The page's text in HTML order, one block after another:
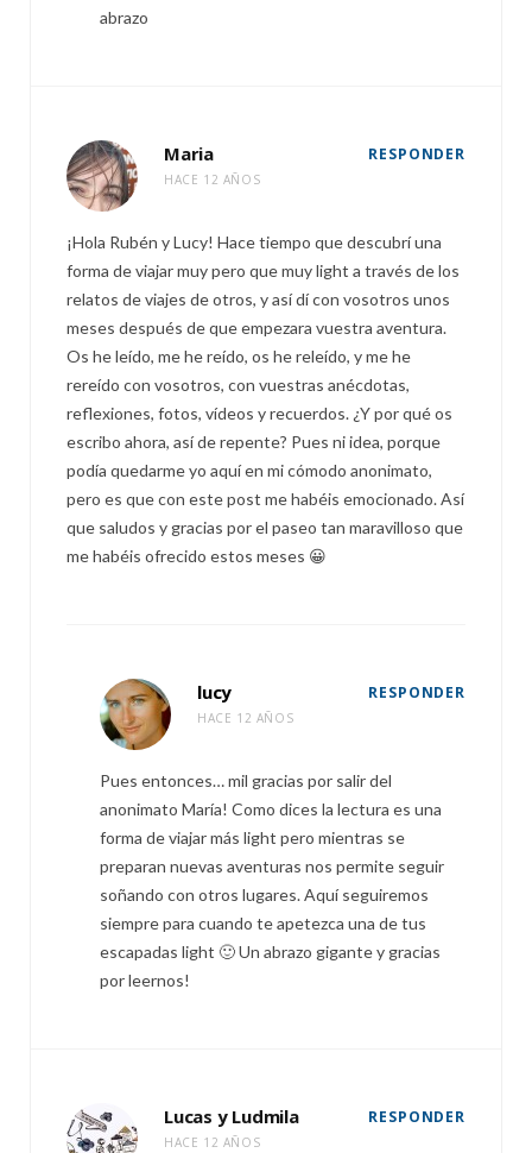
abrazo
Maria
HACE 12 AÑOS
RESPONDER
¡Hola Rubén y Lucy! Hace tiempo que descubrí una
forma de viajar muy pero que muy light a través de los
relatos de viajes de otros, y así dí con vosotros unos
meses después de que empezara vuestra aventura.
Os he leído, me he reído, os he releído, y me he
rereído con vosotros, con vuestras anécdotas,
reflexiones, fotos, vídeos y recuerdos. ¿Y por qué os
escribo ahora, así de repente? Pues ni idea, porque
podía quedarme yo aquí en mi cómodo anonimato,
pero es que con este post me habéis emocionado. Así
que saludos y gracias por el paseo tan maravilloso que
me habéis ofrecido estos meses 😀
lucy
HACE 12 AÑOS
RESPONDER
Pues entonces… mil gracias por salir del
anonimato María! Como dices la lectura es una
forma de viajar más light pero mientras se
preparan nuevas aventuras nos permite seguir
soñando con otros lugares. Aquí seguiremos
siempre para cuando te apetezca una de tus
escapadas light 🙂 Un abrazo gigante y gracias
por leernos!
Lucas y Ludmila
HACE 12 AÑOS
RESPONDER